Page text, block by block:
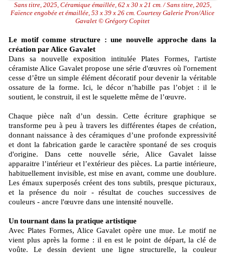
Sans titre, 2025, Céramique émaillée, 62 x 30 x 21 cm. / Sans titre, 2025,
Faïence engobée et émaillée, 53 x 39 x 26 cm. Courtesy Galerie Pron/Alice
Gavalet © Grégory Copitet
Le motif comme structure : une nouvelle approche dans la
création par Alice Gavalet
Dans sa nouvelle exposition intitulée Plates Formes, l'artiste
céramiste Alice Gavalet propose une série d'œuvres où l'ornement
cesse d’être un simple élément décoratif pour devenir la véritable
ossature de la forme. Ici, le décor n’habille pas l’objet : il le
soutient, le construit, il est le squelette même de l’œuvre.
Chaque pièce naît d’un dessin. Cette écriture graphique se
transforme peu à peu à travers les différentes étapes de création,
donnant naissance à des céramiques d’une profonde expressivité
et dont la fabrication garde le caractère spontané de ses croquis
d'origine. Dans cette nouvelle série, Alice Gavalet laisse
apparaitre l’intérieur et l’extérieur des pièces. La partie intérieure,
habituellement invisible, est mise en avant, comme une doublure.
Les émaux superposés créent des tons subtils, presque picturaux,
et la présence du noir - résultat de couches successives de
couleurs - ancre l'œuvre dans une intensité nouvelle.
Un tournant dans la pratique artistique
Avec Plates Formes, Alice Gavalet opère une mue. Le motif ne
vient plus après la forme : il en est le point de départ, la clé de
voûte. Le dessin devient une ligne structurelle, la couleur